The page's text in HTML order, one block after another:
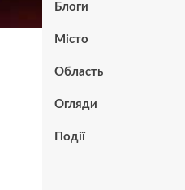
Блоги
Місто
Область
Огляди
Події